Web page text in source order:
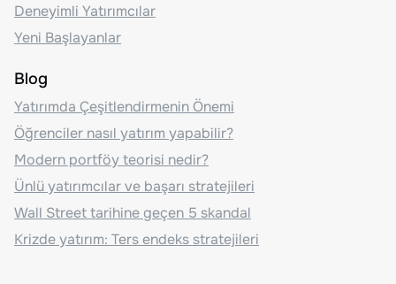
Deneyimli Yatırımcılar
Yeni Başlayanlar
Blog
Yatırımda Çeşitlendirmenin Önemi
Öğrenciler nasıl yatırım yapabilir?
Modern portföy teorisi nedir?
Ünlü yatırımcılar ve başarı stratejileri
Wall Street tarihine geçen 5 skandal
Krizde yatırım: Ters endeks stratejileri